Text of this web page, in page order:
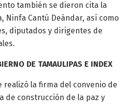
también se dieron cita la
Ninfa Cantú Deándar, así como
diputados y dirigentes de
DE TAMAULIPAS E INDEX
realizó la firma del convenio de
de construcción de la paz y